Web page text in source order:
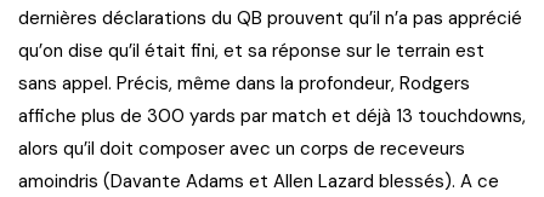
dernières déclarations du QB prouvent qu’il n’a pas apprécié
qu’on dise qu’il était fini, et sa réponse sur le terrain est
sans appel. Précis, même dans la profondeur, Rodgers
affiche plus de 300 yards par match et déjà 13 touchdowns,
alors qu’il doit composer avec un corps de receveurs
amoindris (Davante Adams et Allen Lazard blessés). A ce